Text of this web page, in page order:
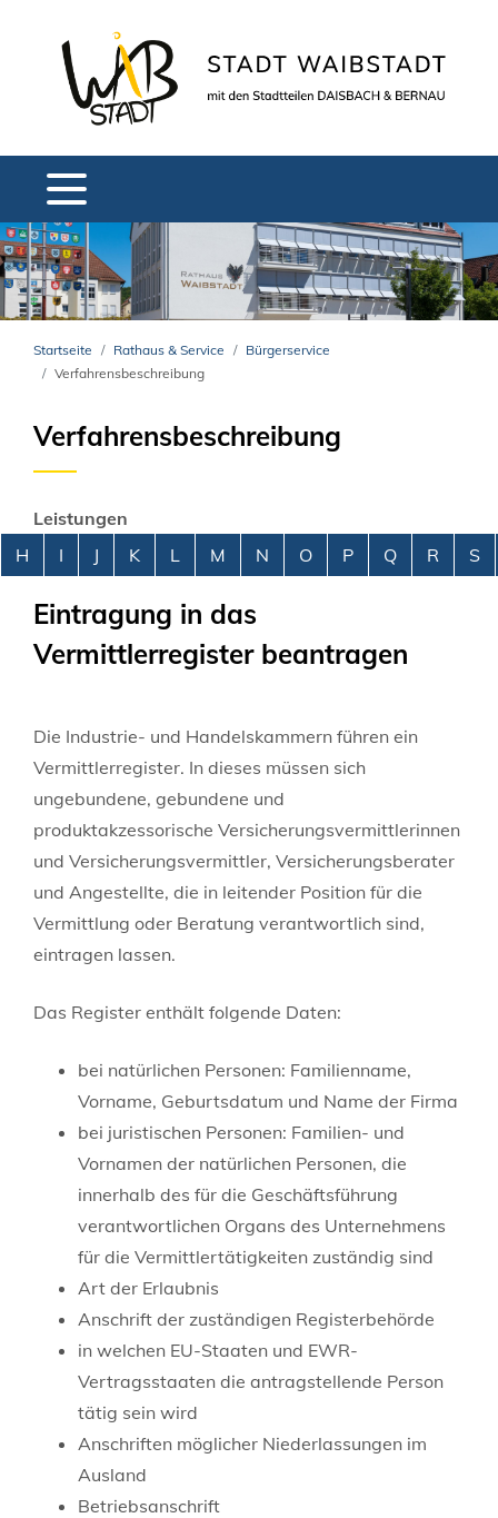
Startseite Rathaus & Service
Bürgerservice
Verfahrensbeschreibung
Verfahrensbeschreibung
Leistungen
Alphabetisches Register überspringen
H I J K L M N O P Q R S
Eintragung in das
Vermittlerregister beantragen
Die Industrie- und Handelskammern führen ein
Vermittlerregister. In dieses müssen sich
ungebundene, gebundene und
produktakzessorische Versicherungsvermittlerinnen
und Versicherungsvermittler, Versicherungsberater
und Angestellte, die in leitender Position für die
Vermittlung oder Beratung verantwortlich sind,
eintragen lassen.
Das Register enthält folgende Daten:
bei natürlichen Personen: Familienname,
Vorname, Geburtsdatum und Name der Firma
bei juristischen Personen: Familien- und
Vornamen der natürlichen Personen, die
innerhalb des für die Geschäftsführung
verantwortlichen Organs des Unternehmens
für die Vermittlertätigkeiten zuständig sind
Art der Erlaubnis
Anschrift der zuständigen Registerbehörde
in welchen EU-Staaten und EWR-
Vertragsstaaten die antragstellende Person
tätig sein wird
Anschriften möglicher Niederlassungen im
Ausland
Betriebsanschrift